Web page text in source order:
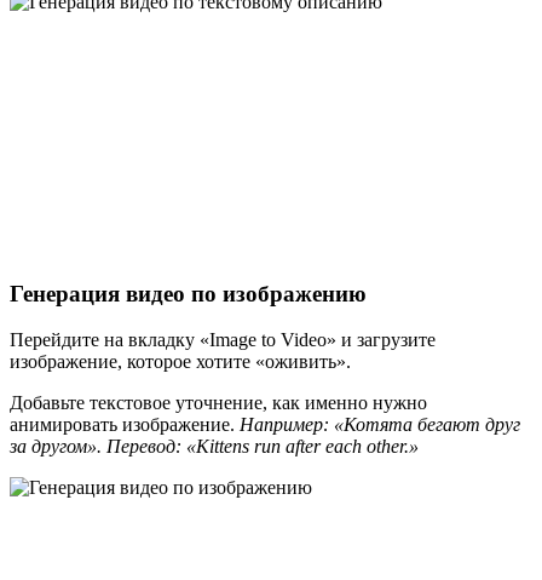
Генерация видео по изображению
Перейдите на вкладку «Image to Video» и загрузите
изображение, которое хотите «оживить».
Добавьте текстовое уточнение, как именно нужно
анимировать изображение. Например: «Котята бегают друг
за другом». Перевод: «Kittens run after each other.»